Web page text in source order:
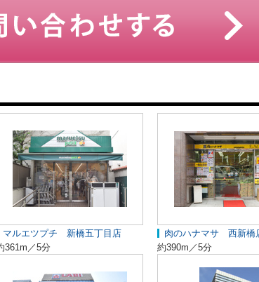
マルエツプチ 新橋五丁目店
361m／5分
肉のハナマサ 西新橋
約390m／5分